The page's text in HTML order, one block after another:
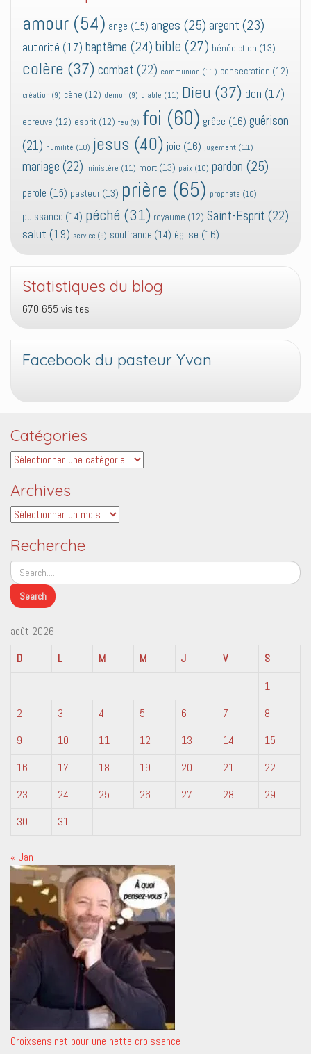
amour (54) ange (15) anges (25) argent (23)
autorité (17) baptême (24) bible (27) bénédiction (13)
colère (37) combat (22) communion (11) consecration (12)
création (9) cène (12) demon (9) diable (11) Dieu (37) don (17)
epreuve (12) esprit (12) feu (9) foi (60) grâce (16) guérison
(21) humilité (10) jesus (40) joie (16) jugement (11)
mariage (22) ministère (11) mort (13) paix (10) pardon (25)
parole (15) pasteur (13) prière (65) prophete (10)
puissance (14) péché (31) royaume (12) Saint-Esprit (22)
salut (19) service (9) souffrance (14) église (16)
Statistiques du blog
670 655 visites
Facebook du pasteur Yvan
Catégories
Catégories
Archives
Archives
Recherche
août 2026
D
L M M J V
S
1
2
3 4 5 6 7
8
9
10 11 12 13 14
15
16
17 18 19 20 21
22
23
24 25 26 27 28
29
30
31
« Jan
Croixsens.net pour une nette croissance